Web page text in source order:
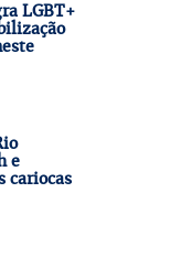
LGBT+
e
cariocas